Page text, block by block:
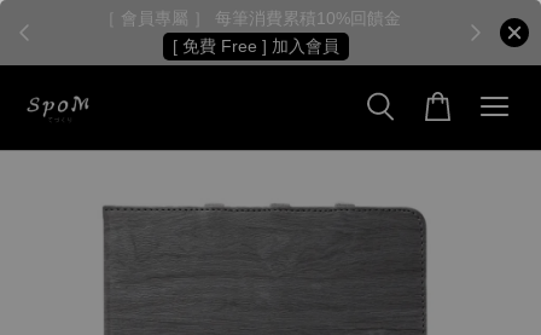
［ 會員專屬 ］ 每筆消費累積10%回饋金
[ 免費 Free ] 加入會員